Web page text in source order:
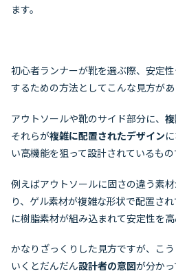
ます。
初心者ランナーが靴を選ぶ際、安定
するための方法としてこんな見方があ
アウトソールや靴のサイド部分に、
それらが複雑に配置されたデザイン
い高機能を狙って設計されているもの
例えばアウトソールに固さの違う素
り、ゲル素材が複雑な形状で配置さ
に樹脂素材が組み込まれて安定性を高
かなりざっくりした見方ですが、こ
いくとだんだん設計者の意図が分かっ